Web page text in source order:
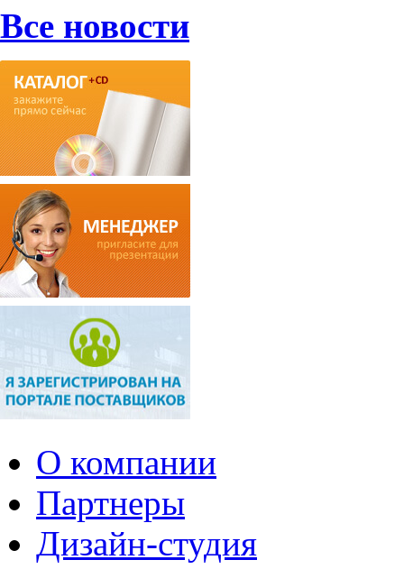
Все новости
О компании
Партнеры
Дизайн-студия